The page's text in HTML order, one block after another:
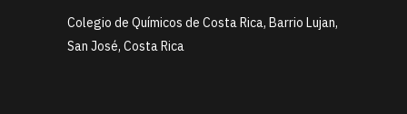
Colegio de Químicos de Costa Rica, Barrio Lujan,
San José, Costa Rica